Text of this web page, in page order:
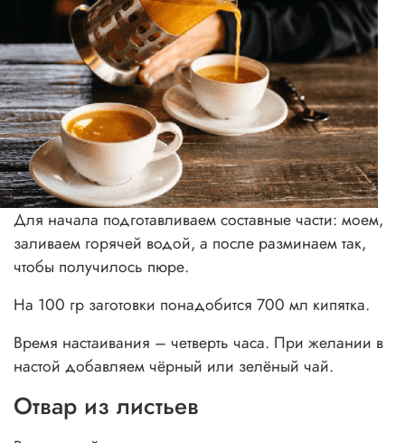
Для начала подготавливаем составные части: моем,
заливаем горячей водой, а после разминаем так,
чтобы получилось пюре.
На 100 гр заготовки понадобится 700 мл кипятка.
Время настаивания – четверть часа. При желании в
настой добавляем чёрный или зелёный чай.
Отвар из листьев